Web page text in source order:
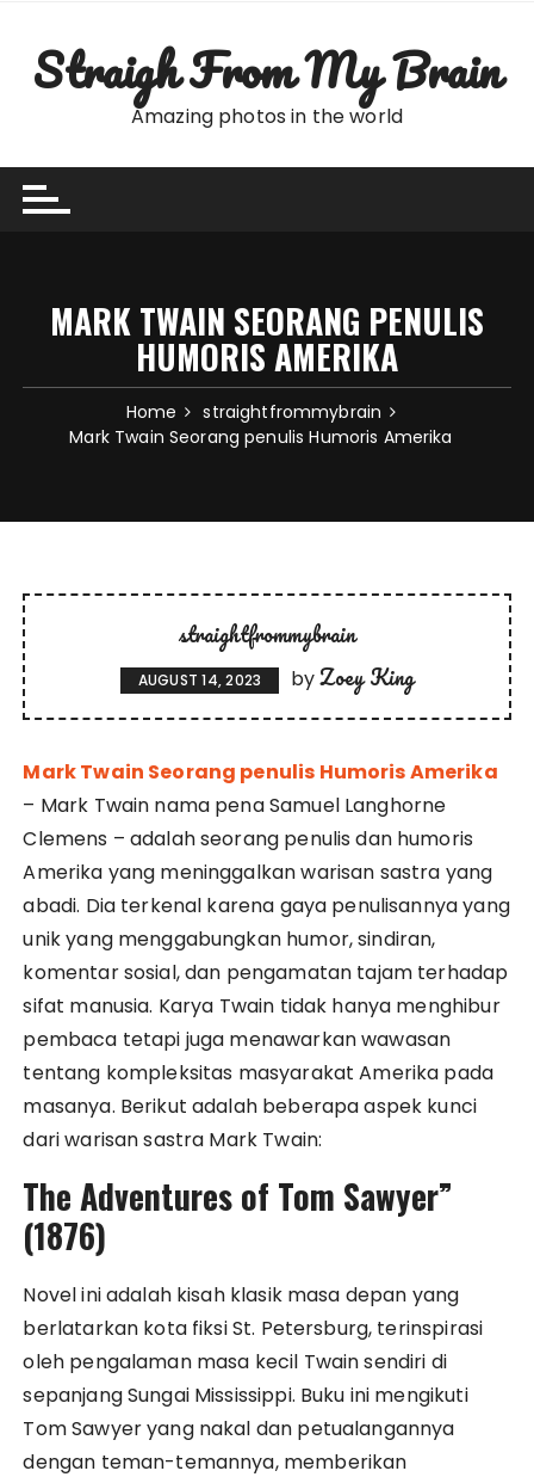
content
Straigh From My Brain
Amazing photos in the world
MARK TWAIN SEORANG PENULIS
HUMORIS AMERIKA
Home
straightfrommybrain
Mark Twain Seorang penulis Humoris Amerika
straightfrommybrain
AUGUST 14, 2023 byZoey King
Mark Twain Seorang penulis Humoris Amerika
– Mark Twain nama pena Samuel Langhorne
Clemens – adalah seorang penulis dan humoris
Amerika yang meninggalkan warisan sastra yang
abadi. Dia terkenal karena gaya penulisannya yang
unik yang menggabungkan humor, sindiran,
komentar sosial, dan pengamatan tajam terhadap
sifat manusia. Karya Twain tidak hanya menghibur
pembaca tetapi juga menawarkan wawasan
tentang kompleksitas masyarakat Amerika pada
masanya. Berikut adalah beberapa aspek kunci
dari warisan sastra Mark Twain:
The Adventures of Tom Sawyer”
(1876)
Novel ini adalah kisah klasik masa depan yang
berlatarkan kota fiksi St. Petersburg, terinspirasi
oleh pengalaman masa kecil Twain sendiri di
sepanjang Sungai Mississippi. Buku ini mengikuti
Tom Sawyer yang nakal dan petualangannya
dengan teman-temannya, memberikan